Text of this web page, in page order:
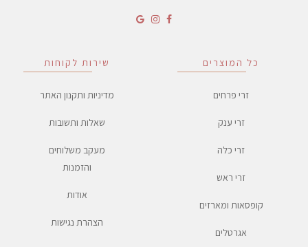
כל המוצרים
זרי פרחים
זרי ענק
זרי כלה
זרי ראש
קופסאות ומארזים
אגרטלים
שירות לקוחות
מדיניות ותקנון האתר
שאלות ותשובות
מעקב משלוחים
והזמנות
אודות
הצהרת נגישות